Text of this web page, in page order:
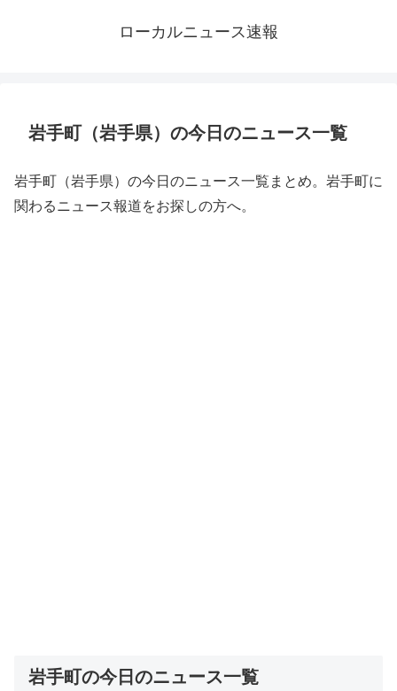
ローカルニュース速報
岩手町（岩手県）の今日のニュース一覧
岩手町（岩手県）の今日のニュース一覧まとめ。岩手町に
関わるニュース報道をお探しの方へ。
岩手町の今日のニュース一覧